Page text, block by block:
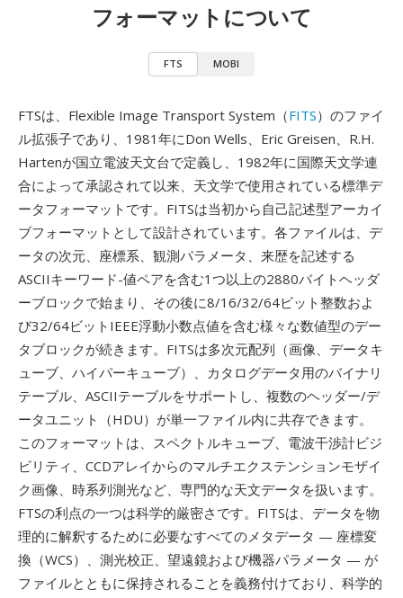
フォーマットについて
FTS MOBI
FTSは、Flexible Image Transport System（FITS）のファイ
ル拡張子であり、1981年にDon Wells、Eric Greisen、R.H.
Hartenが国立電波天文台で定義し、1982年に国際天文学連
合によって承認されて以来、天文学で使用されている標準デ
ータフォーマットです。FITSは当初から自己記述型アーカイ
ブフォーマットとして設計されています。各ファイルは、デ
ータの次元、座標系、観測パラメータ、来歴を記述する
ASCIIキーワード-値ペアを含む1つ以上の2880バイトヘッダ
ーブロックで始まり、その後に8/16/32/64ビット整数およ
び32/64ビットIEEE浮動小数点値を含む様々な数値型のデー
タブロックが続きます。FITSは多次元配列（画像、データキ
ューブ、ハイパーキューブ）、カタログデータ用のバイナリ
テーブル、ASCIIテーブルをサポートし、複数のヘッダー/デ
ータユニット（HDU）が単一ファイル内に共存できます。
このフォーマットは、スペクトルキューブ、電波干渉計ビジ
ビリティ、CCDアレイからのマルチエクステンションモザイ
ク画像、時系列測光など、専門的な天文データを扱います。
FTSの利点の一つは科学的厳密さです。FITSは、データを物
理的に解釈するために必要なすべてのメタデータ — 座標変
換（WCS）、測光校正、望遠鏡および機器パラメータ — が
ファイルとともに保持されることを義務付けており、科学的